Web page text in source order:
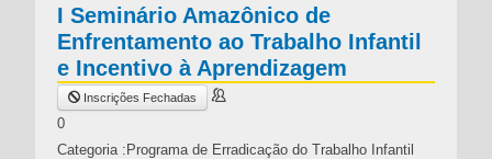
I Seminário Amazônico de
Enfrentamento ao Trabalho Infantil
e Incentivo à Aprendizagem
Inscrições Fechadas
0
Categoria :Programa de Erradicação do Trabalho Infantil